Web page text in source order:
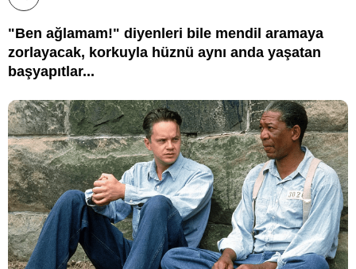
Paylaş!
"Ben ağlamam!" diyenleri bile mendil aramaya
zorlayacak, korkuyla hüznü aynı anda yaşatan
başyapıtlar...